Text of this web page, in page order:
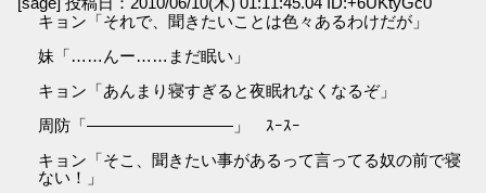
キョン「それで、聞きたいことは色々あるわけだが」
妹「……んー……まだ眠い」
キョン「あんまり寝すぎると夜眠れなくなるぞ」
周防「―――――――――」 ｽｰｽｰ
キョン「そこ、聞きたい事があるって言ってる奴の前で寝
ない！」